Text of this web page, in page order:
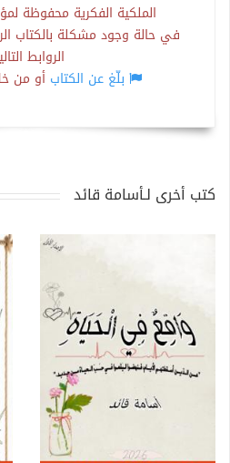
الملكية الفكرية محفوظة
في حالة وجود مشكلة بالكتاب
الروابط
بلّغ عن الكتاب أو من
كتب أخرى لـأسامة قائد